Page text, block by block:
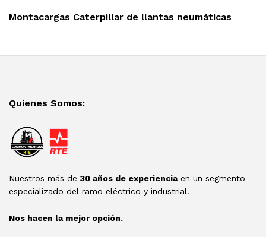
Post
Montacargas Caterpillar de llantas neumáticas
Quienes Somos:
Nuestros más de 30 años de experienciaen un segmento
especializado del ramo eléctrico y industrial.
Nos hacen la mejor opción.